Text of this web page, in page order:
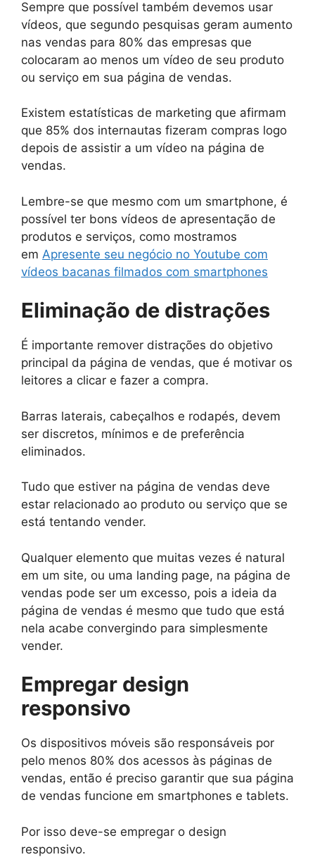
Sempre que possível também devemos usar
vídeos, que segundo pesquisas geram aumento
nas vendas para 80% das empresas que
colocaram ao menos um vídeo de seu produto
ou serviço em sua página de vendas.
Existem estatísticas de marketing que afirmam
que 85% dos internautas fizeram compras logo
depois de assistir a um vídeo na página de
vendas.
Lembre-se que mesmo com um smartphone, é
possível ter bons vídeos de apresentação de
produtos e serviços, como mostramos
em Apresente seu negócio no Youtube com
vídeos bacanas filmados com smartphones
Eliminação de distrações
É importante remover distrações do objetivo
principal da página de vendas, que é motivar os
leitores a clicar e fazer a compra.
Barras laterais, cabeçalhos e rodapés, devem
ser discretos, mínimos e de preferência
eliminados.
Tudo que estiver na página de vendas deve
estar relacionado ao produto ou serviço que se
está tentando vender.
Qualquer elemento que muitas vezes é natural
em um site, ou uma landing page, na página de
vendas pode ser um excesso, pois a ideia da
página de vendas é mesmo que tudo que está
nela acabe convergindo para simplesmente
vender.
Empregar design
responsivo
Os dispositivos móveis são responsáveis ​​por
pelo menos 80% dos acessos às páginas de
vendas, então é preciso garantir que sua página
de vendas funcione em smartphones e tablets.
Por isso deve-se empregar o design
responsivo.